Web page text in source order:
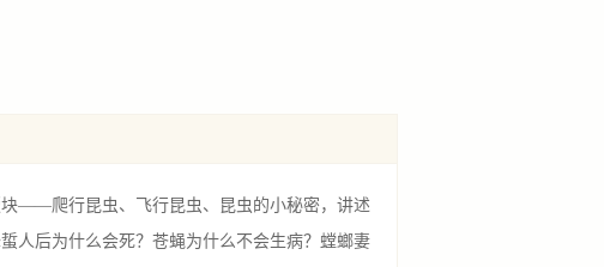
——爬行昆虫、飞行昆虫、昆虫的小秘密，讲述
人后为什么会死？苍蝇为什么不会生病？螳螂妻